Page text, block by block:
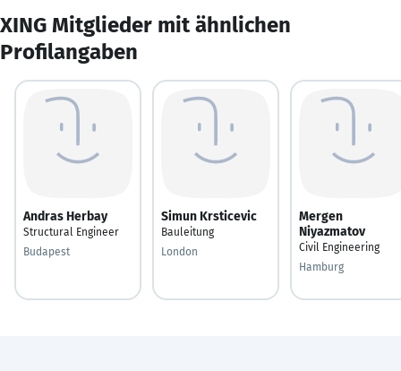
XING Mitglieder mit ähnlichen
Profilangaben
Andras Herbay
Structural Engineer
Budapest
Simun Krsticevic
Bauleitung
London
Mergen
Niyazmatov
Civil Engineering
Hamburg